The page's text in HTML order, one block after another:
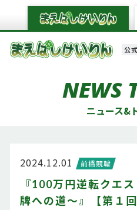
公
NEWS
ニュース&
2024.12.01 前橋競輪
『100万円逆転クエ
牌への道～』【第１